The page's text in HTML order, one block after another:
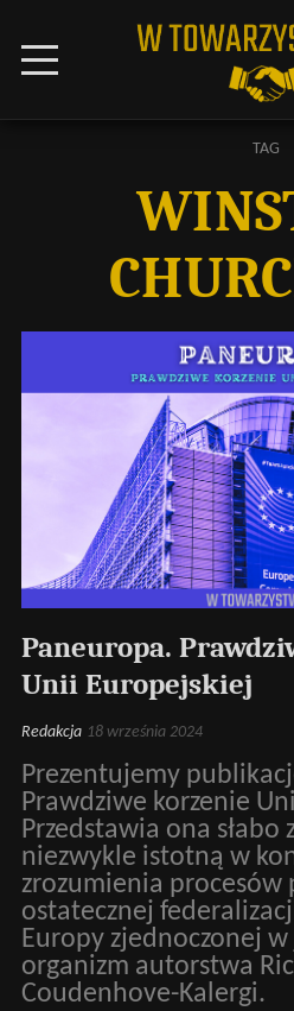
TAG
Paneuropa.
Unii Europejskiej
Redakcja 18 września 2024
Prezentujemy
Prawdziwe korzenie
Przedstawia ona słabo
niezwykle istotną w
zrozumienia procesów
ostatecznej
Europy zjednoczonej
organizm autorstwa
Coudenhove-Kalergi.